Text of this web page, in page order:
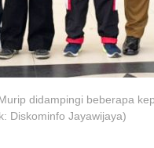
didampingi beberapa
Diskominfo Jayawijaya)